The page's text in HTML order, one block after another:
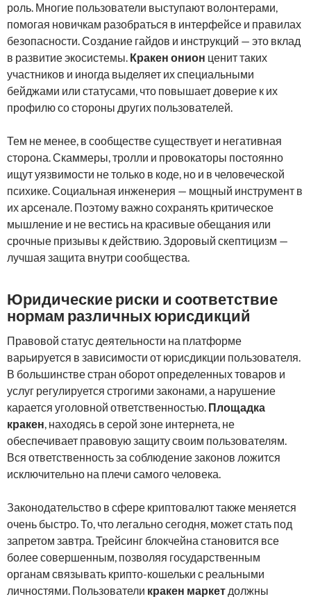
роль. Многие пользователи выступают волонтерами,
помогая новичкам разобраться в интерфейсе и правилах
безопасности. Создание гайдов и инструкций — это вклад
в развитие экосистемы. Кракен онион ценит таких
участников и иногда выделяет их специальными
бейджами или статусами, что повышает доверие к их
профилю со стороны других пользователей.
Тем не менее, в сообществе существует и негативная
сторона. Скаммеры, тролли и провокаторы постоянно
ищут уязвимости не только в коде, но и в человеческой
психике. Социальная инженерия — мощный инструмент в
их арсенале. Поэтому важно сохранять критическое
мышление и не вестись на красивые обещания или
срочные призывы к действию. Здоровый скептицизм —
лучшая защита внутри сообщества.
Юридические риски и соответствие
нормам различных юрисдикций
Правовой статус деятельности на платформе
варьируется в зависимости от юрисдикции пользователя.
В большинстве стран оборот определенных товаров и
услуг регулируется строгими законами, а нарушение
карается уголовной ответственностью. Площадка
кракен, находясь в серой зоне интернета, не
обеспечивает правовую защиту своим пользователям.
Вся ответственность за соблюдение законов ложится
исключительно на плечи самого человека.
Законодательство в сфере криптовалют также меняется
очень быстро. То, что легально сегодня, может стать под
запретом завтра. Трейсинг блокчейна становится все
более совершенным, позволяя государственным
органам связывать крипто-кошельки с реальными
личностями. Пользователи кракен маркет должны